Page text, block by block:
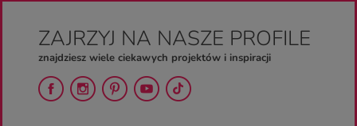
ZAJRZYJ NA NASZE PROFILE
znajdziesz wiele ciekawych projektów i inspiracji